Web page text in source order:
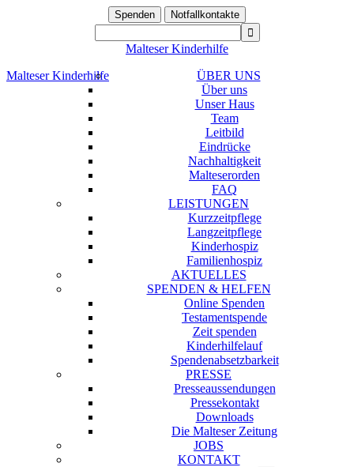
Spenden Notfallkontakte
Malteser Kinderhilfe
Malteser Kinderhilfe
ÜBER UNS
Über uns
Unser Haus
Team
Leitbild
Eindrücke
Nachhaltigkeit
Malteserorden
FAQ
LEISTUNGEN
Kurzzeitpflege
Langzeitpflege
Kinderhospiz
Familienhospiz
AKTUELLES
SPENDEN & HELFEN
Online Spenden
Testamentspende
Zeit spenden
Kinderhilfelauf
Spendenabsetzbarkeit
PRESSE
Presseaussendungen
Pressekontakt
Downloads
Die Malteser Zeitung
JOBS
KONTAKT